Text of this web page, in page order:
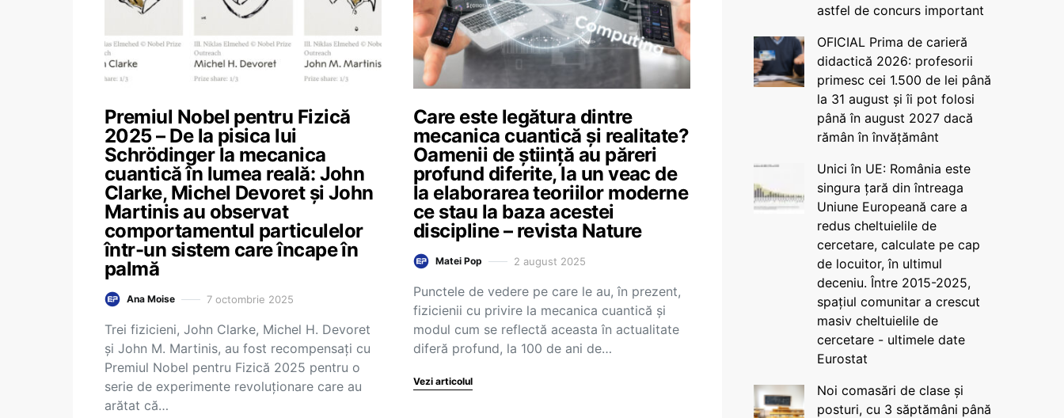
Premiul Nobel pentru Fizică
2025 – De la pisica lui
Schrödinger la mecanica
cuantică în lumea reală: John
Clarke, Michel Devoret și John
Martinis au observat
comportamentul particulelor
într-un sistem care încape în
palmă
Ana Moise 7 octombrie 2025
Trei fizicieni, John Clarke, Michel H. Devoret
și John M. Martinis, au fost recompensați cu
Premiul Nobel pentru Fizică 2025 pentru o
serie de experimente revoluționare care au
arătat că…
Care este legătura dintre
mecanica cuantică și realitate?
Oamenii de știință au păreri
profund diferite, la un veac de
la elaborarea teoriilor moderne
ce stau la baza acestei
discipline – revista Nature
Matei Pop 2 august 2025
Punctele de vedere pe care le au, în prezent,
fizicienii cu privire la mecanica cuantică și
modul cum se reflectă aceasta în actualitate
diferă profund, la 100 de ani de…
Vezi articolul
astfel de concurs important
OFICIAL Prima de carieră
didactică 2026: profesorii
primesc cei 1.500 de lei până
la 31 august și îi pot folosi
până în august 2027 dacă
rămân în învățământ
Unici în UE: România este
singura țară din întreaga
Uniune Europeană care a
redus cheltuielile de
cercetare, calculate pe cap
de locuitor, în ultimul
deceniu. Între 2015-2025,
spațiul comunitar a crescut
masiv cheltuielile de
cercetare - ultimele date
Eurostat
Noi comasări de clase și
posturi, cu 3 săptămâni până